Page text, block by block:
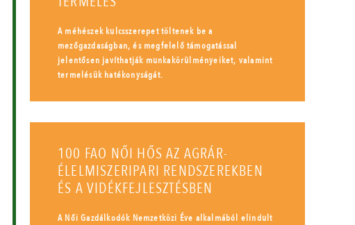
A méhészek kulcsszerepet töltenek be a
mezőgazdaságban, és megfelelő támogatással
jelentősen javíthatják munkakörülményeiket, valamint
termelésük hatékonyságát.
100 FAO NŐI HŐS AZ AGRÁR-
ÉLELMISZERIPARI RENDSZEREKBEN
ÉS A VIDÉKFEJLESZTÉSBEN
A Női Gazdálkodók Nemzetközi Éve alkalmából elindult